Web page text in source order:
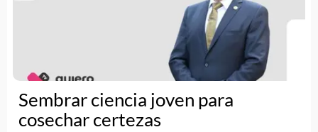
Sembrar ciencia joven para
cosechar certezas